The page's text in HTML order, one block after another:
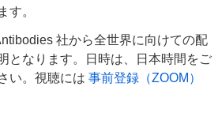
す。
社から全世界に向けての配
となります。日時は、日本時間をご
い。視聴には 事前登録（ZOOM）